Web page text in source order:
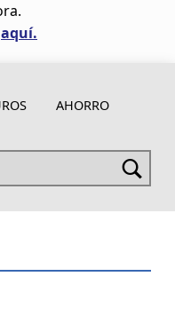
aquí.
AHORRO